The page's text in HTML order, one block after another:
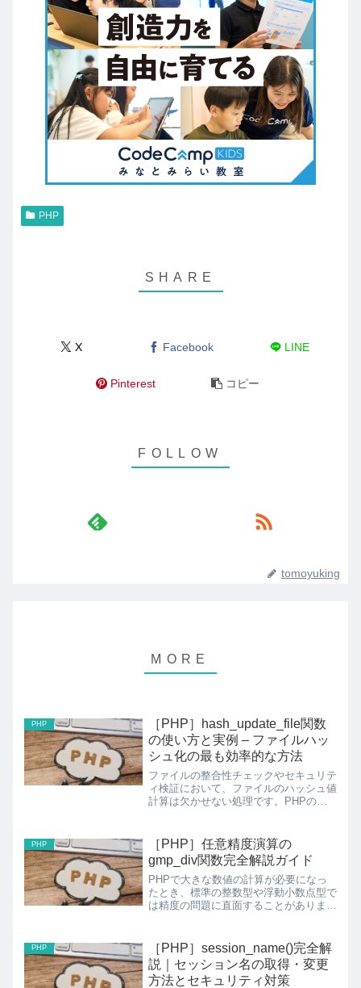
PHP
X Facebook LINE
Pinterest コピー
tomoyuking
PHP
［PHP］hash_update_file関数
の使い方と実例 – ファイルハッ
シュ化の最も効率的な方法
ファイルの整合性チェックやセキュリテ
ィ検証において、ファイルのハッシュ値
計算は欠かせない処理です。PHPの
ハッシュ値を計算できます。この記事で
は、hash...
PHP
［PHP］任意精度演算の
gmp_div関数完全解説ガイド
PHPで大きな数値の計算が必要になっ
たとき、標準の整数型や浮動小数点型で
は精度の問題に直面することがありま
ブラリに含まれるgmp_div関数について
詳しく解説します。g...
PHP
［PHP］session_name()完全解
説｜セッション名の取得・変更
方法とセキュリティ対策